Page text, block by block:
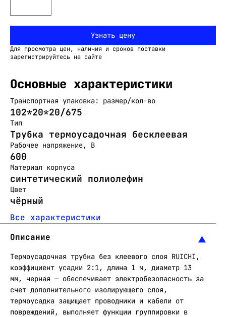
Узнать цену
Для просмотра цен, наличия и сроков поставки
зарегистрируйтесь на сайте
Основные характеристики
Транспортная упаковка: размер/кол-во
102*20*20/675
Тип
Трубка термоусадочная бесклеевая
Рабочее напряжение, В
600
Материал корпуса
синтетический полиолефин
Цвет
чёрный
Все характеристики
Описание
Термоусадочная трубка без клеевого слоя RUICHI,
коэффициент усадки 2:1, длина 1 м, диаметр 13
мм, черная — обеспечивает электробезопасность за
счет дополнительного изолирующего слоя,
термоусадка защищает проводники и кабели от
повреждений, выполняет функции группировки в